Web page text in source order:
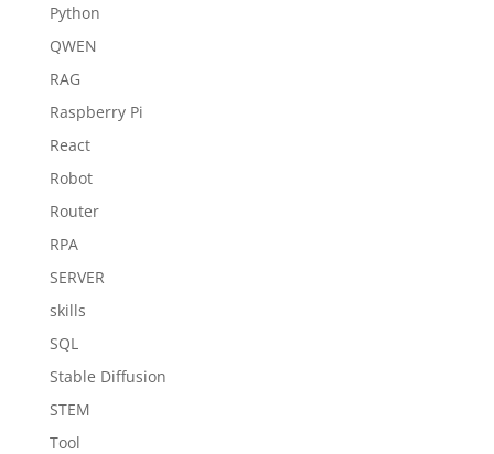
Python
QWEN
RAG
Raspberry Pi
React
Robot
Router
RPA
SERVER
skills
SQL
Stable Diffusion
STEM
Tool